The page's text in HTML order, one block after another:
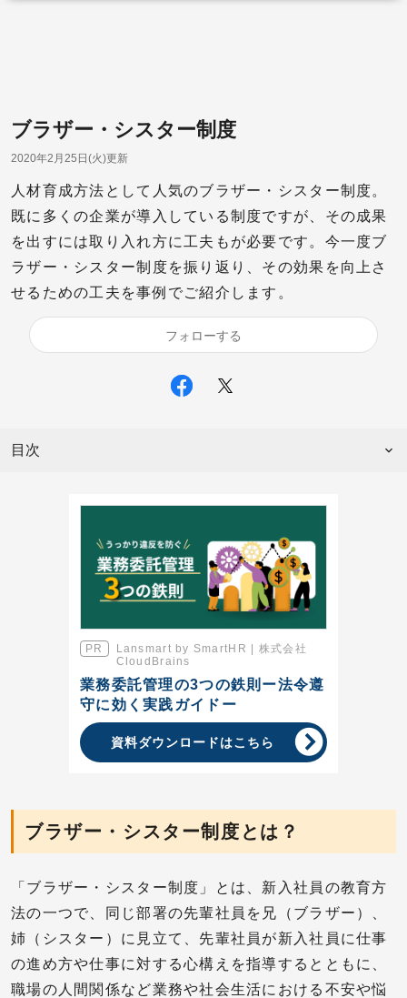
ブラザー・シスター制度
2020年2月25日(火)更新
人材育成方法として人気のブラザー・シスター制度。
既に多くの企業が導入している制度ですが、その成果
を出すには取り入れ方に工夫もが必要です。今一度ブ
ラザー・シスター制度を振り返り、その効果を向上さ
せるための工夫を事例でご紹介します。
フォローする
目次
Lansmart by SmartHR | 株式会社
CloudBrains
業務委託管理の3つの鉄則ー法令遵
守に効く実践ガイドー
資料ダウンロードはこちら
ブラザー・シスター制度とは？
「ブラザー・シスター制度」とは、新入社員の教育方
法の一つで、同じ部署の先輩社員を兄（ブラザー）、
姉（シスター）に見立て、先輩社員が新入社員に仕事
の進め方や仕事に対する心構えを指導するとともに、
職場の人間関係など業務や社会生活における不安や悩